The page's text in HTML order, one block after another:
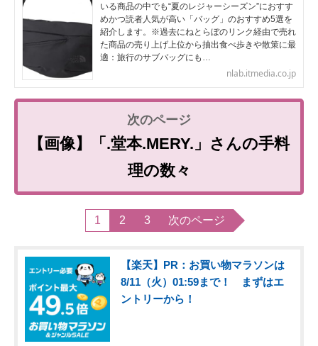
いる商品の中でも“夏のレジャーシーズン”におすす
めかつ読者人気が高い「バッグ」のおすすめ5選を
紹介します。※過去にねとらぼのリンク経由で売れ
た商品の売り上げ上位から抽出食べ歩きや散策に最
適：旅行のサブバッグにも…
nlab.itmedia.co.jp
【画像】「.堂本.MERY.」さんの手料
理の数々
1 2 3 次のページ
【楽天】PR：お買い物マラソンは
8/11（火）01:59まで！ まずはエ
ントリーから！